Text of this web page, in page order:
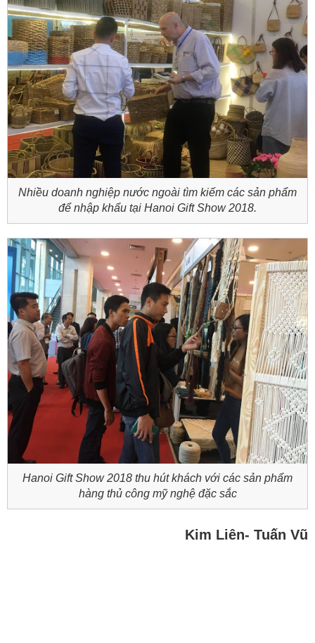
Nhiều doanh nghiệp nước ngoài tìm kiếm các sản phẩm
để nhập khẩu tại Hanoi Gift Show 2018.
Hanoi Gift Show 2018 thu hút khách với các sản phẩm
hàng thủ công mỹ nghệ đặc sắc
Kim Liên- Tuấn Vũ